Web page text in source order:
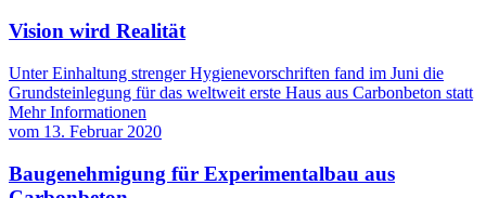
Vision wird Realität
Unter Einhaltung strenger Hygienevorschriften fand im Juni die
Grundsteinlegung für das weltweit erste Haus aus Carbonbeton statt
Mehr Informationen
vom 13. Februar 2020
Baugenehmigung für Experimentalbau aus